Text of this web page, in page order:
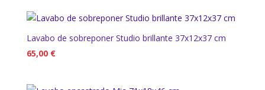
Lavabo de sobreponer Studio brillante 37x12x37 cm
65,00 €